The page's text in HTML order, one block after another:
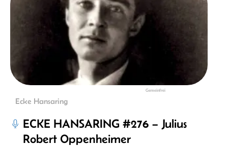
Gemeinfrei
Ecke Hansaring
ECKE HANSARING #276 – Julius
Robert Oppenheimer